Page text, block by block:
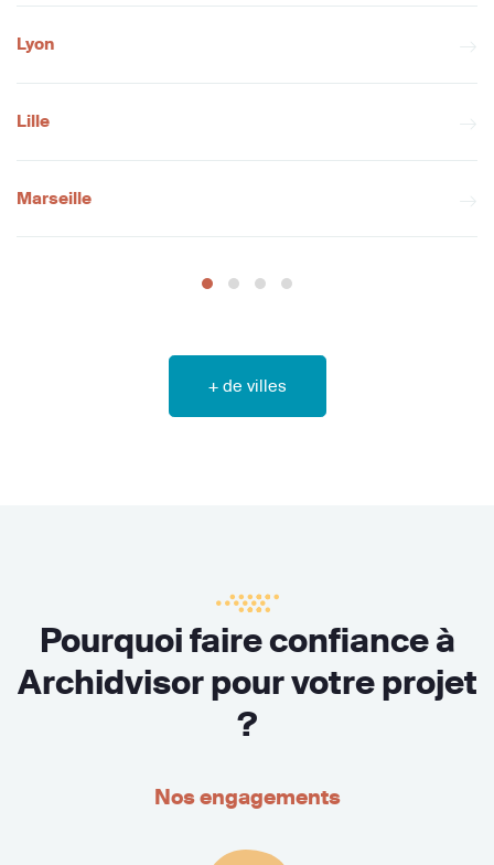
Lyon
Lille
Marseille
+ de villes
Pourquoi faire confiance à
Archidvisor pour votre projet
?
Nos engagements